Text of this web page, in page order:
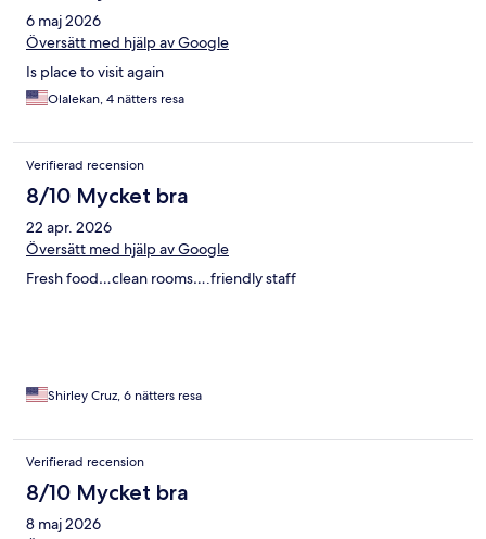
6 maj 2026
Översätt med hjälp av Google
Is place to visit again
Olalekan, 4 nätters resa
Verifierad recension
8/10 Mycket bra
22 apr. 2026
Översätt med hjälp av Google
Fresh food…clean rooms….friendly staff
Shirley Cruz, 6 nätters resa
Verifierad recension
8/10 Mycket bra
8 maj 2026